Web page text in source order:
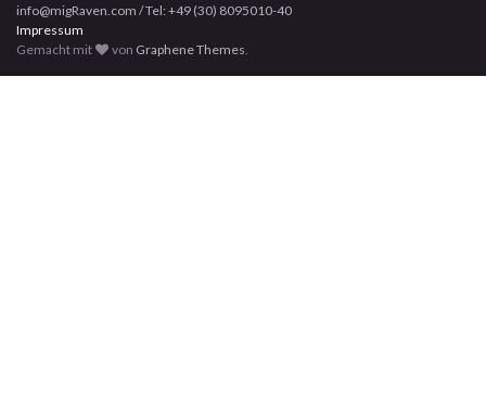
info@migRaven.com / Tel: +49 (30) 8095010-40
Impressum
Gemacht mit
von Graphene Themes